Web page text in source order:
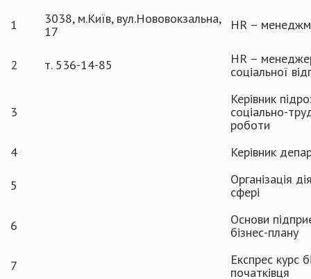
1
3038, м.Київ, вул.Нововокзальна,
17
HR –
2 т. 536-14-85
HR –
соціальної
3
Керівник
соціально-
роботи
4
Керівник
5
Організація
сфері
6
Основи
бізнес-плану
7
Експрес курс
початківця